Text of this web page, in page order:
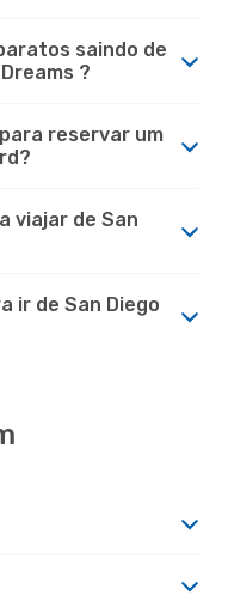
saindo de
?
reservar um
viajar de San
ir de San Diego